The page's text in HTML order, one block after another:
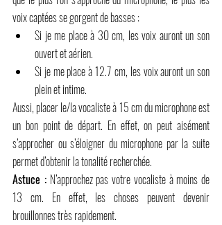
voix captées se gorgent de basses :
Si je me place à 30 cm, les voix auront un son
ouvert et aérien.
Si je me place à 12.7 cm, les voix auront un son
plein et intime.
Aussi, placer le/la vocaliste à 15 cm du microphone est
un bon point de départ. En effet, on peut aisément
s’approcher ou s’éloigner du microphone par la suite
permet d’obtenir la tonalité recherchée.
Astuce : N’approchez pas votre vocaliste à moins de
13 cm. En effet, les choses peuvent devenir
brouillonnes très rapidement.